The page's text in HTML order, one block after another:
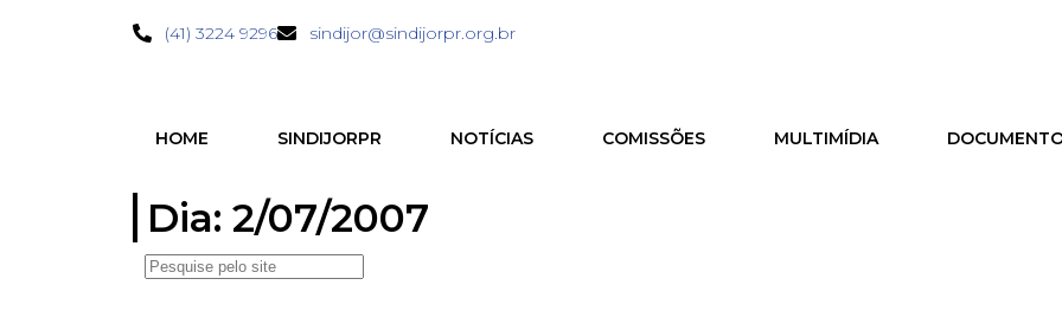
(41) 3224 9296 sindijor@sindijorpr.org.br
HOME SINDIJORPR NOTÍCIAS COMISSÕES MULTIMÍDIA
Dia: 2/07/2007